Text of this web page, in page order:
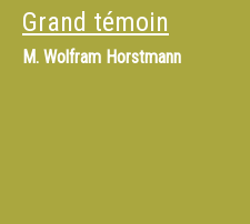
Grand témoin
M. Wolfram Horstmann